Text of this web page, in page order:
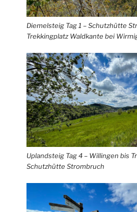
Diemelsteig Tag 1 – Schutzhütte
Trekkingplatz Waldkante bei
Uplandsteig Tag 4 – Willingen bis
Schutzhütte Strombruch